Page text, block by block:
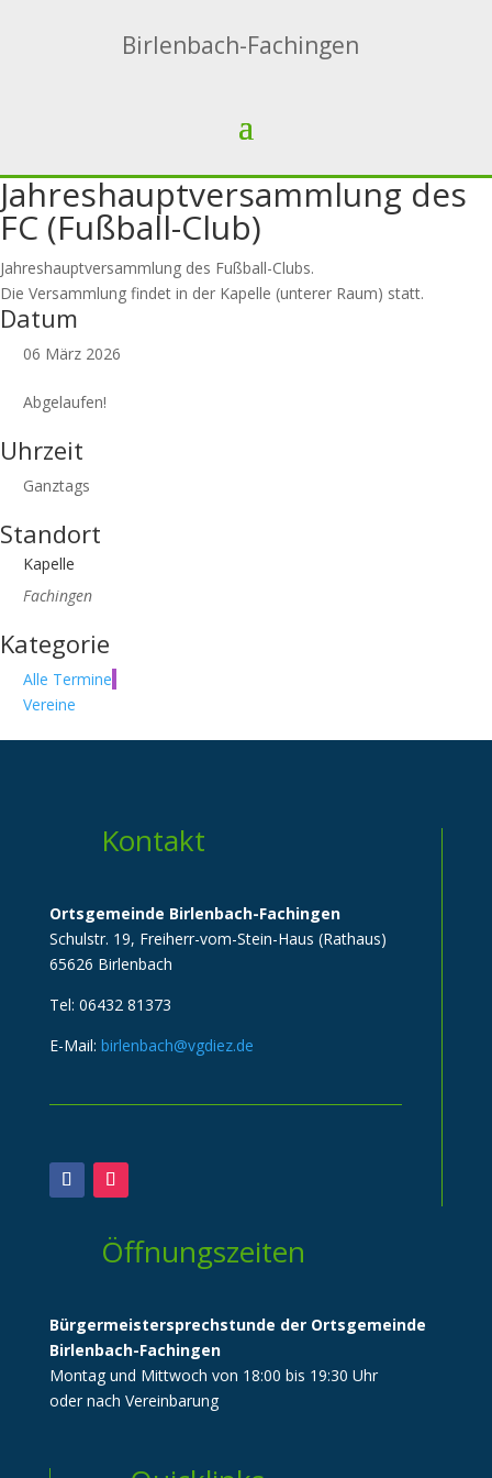
Birlenbach-Fachingen
Jahreshauptversammlung des
FC (Fußball-Club)
Jahreshauptversammlung des Fußball-Clubs.
Die Versammlung findet in der Kapelle (unterer Raum) statt.
Datum
06 März 2026
Abgelaufen!
Uhrzeit
Ganztags
Standort
Kapelle
Fachingen
Kategorie
Alle Termine
Vereine
Kontakt
Ortsgemeinde Birlenbach-Fachingen
Schulstr. 19, Freiherr-vom-Stein-Haus (Rathaus)
65626 Birlenbach
Tel: 06432 81373
E-Mail: birlenbach@vgdiez.de
Öffnungszeiten
Bürgermeistersprechstunde der Ortsgemeinde
Birlenbach-Fachingen
Montag und Mittwoch von 18:00 bis 19:30 Uhr
oder nach Vereinbarung